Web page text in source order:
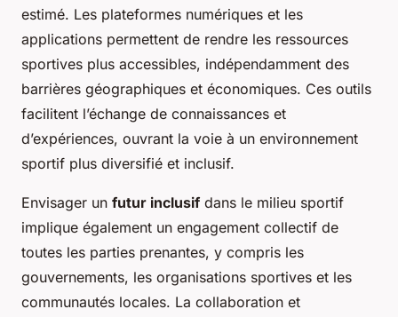
estimé. Les plateformes numériques et les
applications permettent de rendre les ressources
sportives plus accessibles, indépendamment des
barrières géographiques et économiques. Ces outils
facilitent l’échange de connaissances et
d’expériences, ouvrant la voie à un environnement
sportif plus diversifié et inclusif.
Envisager un futur inclusifdans le milieu sportif
implique également un engagement collectif de
toutes les parties prenantes, y compris les
gouvernements, les organisations sportives et les
communautés locales. La collaboration et